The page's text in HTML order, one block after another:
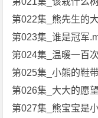
第022集_熊先生的
第023集_谁是冠军
第024集_温暖一百
第025集_小熊的鞋
第026集_大大的愿
第027集_熊宝宝是